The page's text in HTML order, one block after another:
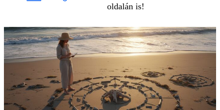
oldalán is!